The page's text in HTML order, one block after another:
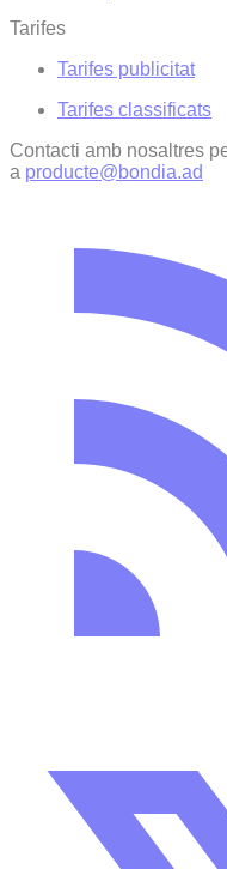
Tarifes
Tarifes publicitat
Tarifes classificats
Contacti amb nosaltres
a producte@bondia.ad